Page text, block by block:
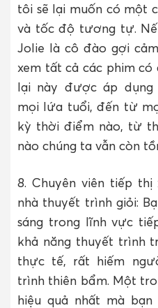
tôi sẽ lại muốn có một
và tốc độ tương tự.
Jolie là cô đào gợi
xem tất cả các phim
lại này được áp dụng
mọi lứa tuổi, đến từ
kỳ thời điểm nào, từ
nào chúng ta vẫn còn
8. Chuyên viên tiếp
nhà thuyết trình giỏi:
sáng trong lĩnh vực
khả năng thuyết trình
thực tế, rất hiếm
trình thiên bẩm. Một
hiệu quả nhất mà